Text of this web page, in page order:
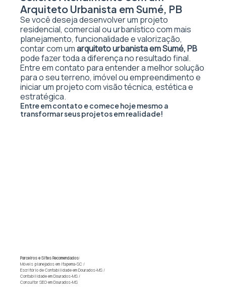
Arquiteto Urbanista em Sumé, PB
Se você deseja desenvolver um projeto
residencial, comercial ou urbanístico com mais
planejamento, funcionalidade e valorização,
contar com umarquiteto urbanista em Sumé, PB
pode fazer toda a diferença no resultado final.
Entre em contato para entender a melhor solução
para o seu terreno, imóvel ou empreendimento e
iniciar um projeto com visão técnica, estética e
estratégica.
Entre em contato e comece hoje mesmo a
transformar seus projetos em realidade!
Parceiros e Sites Recomendados:
Móveis planejados em Itapema-SC /
Escritório de Contabilidade em Dourados-MS /
Contabilidade em Dourados-MS /
Consultor SEO em Dourados-MS